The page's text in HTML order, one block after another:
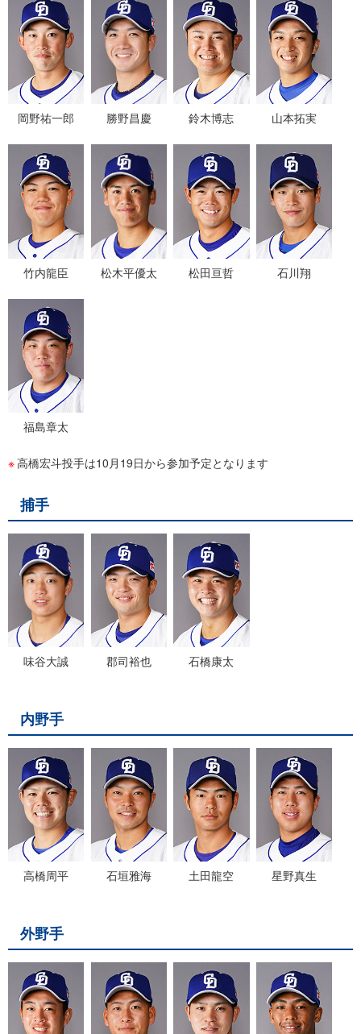
岡野祐一郎 勝野昌慶 鈴木博志 山本拓実
竹内龍臣 松木平優太 松田亘哲 石川翔
福島章太
高橋宏斗投手は10月19日から参加予定となります
捕手
味谷大誠 郡司裕也 石橋康太
内野手
高橋周平 石垣雅海 土田龍空 星野真生
外野手